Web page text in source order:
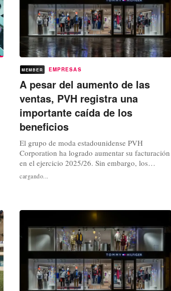
MEMBER EMPRESAS
A pesar del aumento de las
ventas, PVH registra una
importante caída de los
beneficios
El grupo de moda estadounidense PVH
Corporation ha logrado aumentar su facturación
en el ejercicio 2025/26. Sin embargo, los
beneficios han disminuido considerablemente
debido a condiciones adversas y a efectos
matriz de Calvin Klein y Tommy Hilfiger han...
cargando...